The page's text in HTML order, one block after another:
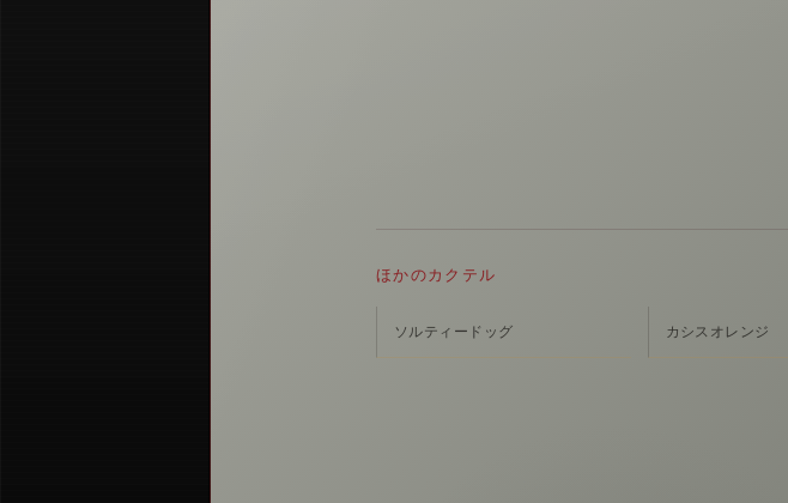
ほかのカクテル
ソルティードッグ カシスオレンジ